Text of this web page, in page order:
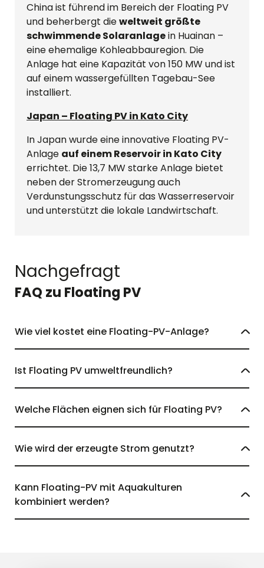
China ist führend im Bereich der Floating PV
und beherbergt dieweltweit größte
schwimmende Solaranlagein Huainan –
eine ehemalige Kohleabbauregion. Die
Anlage hat eine Kapazität von 150 MW und ist
auf einem wassergefüllten Tagebau-See
installiert.
Japan – Floating PV in Kato City
In Japan wurde eine innovative Floating PV-
Anlage auf einem Reservoir in Kato City
errichtet. Die 13,7 MW starke Anlage bietet
neben der Stromerzeugung auch
Verdunstungsschutz für das Wasserreservoir
und unterstützt die lokale Landwirtschaft.
Nachgefragt
FAQ zu Floating PV
Wie viel kostet eine Floating-PV-Anlage?
Ist Floating PV umweltfreundlich?
Welche Flächen eignen sich für Floating PV?
Wie wird der erzeugte Strom genutzt?
Kann Floating-PV mit Aquakulturen
kombiniert werden?